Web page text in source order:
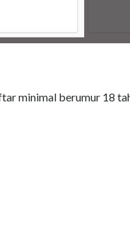
minimal berumur 18